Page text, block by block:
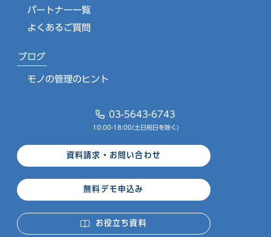
パートナー一覧
よくあるご質問
ブログ
モノの管理のヒント
03-5643-6743
10:00-18:00(土日祝日を除く)
資料請求・お問い合わせ
無料デモ申込み
お役立ち資料